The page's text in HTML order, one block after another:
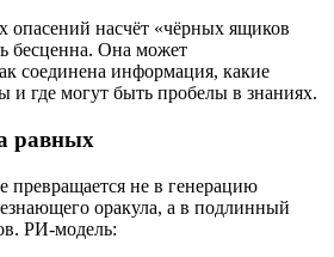
опасений насчёт «чёрных ящиков
бесценна. Она может
соединена информация, какие
и где могут быть пробелы в знаниях.
равных
превращается не в генерацию
оракула, а в подлинный
РИ-модель: